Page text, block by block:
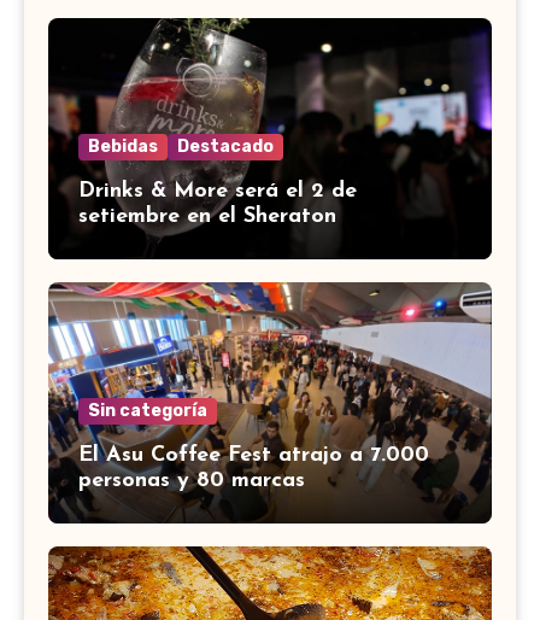
Bebidas Destacado
Drinks & More será el 2 de
setiembre en el Sheraton
Sin categoría
El Asu Coffee Fest atrajo a 7.000
personas y 80 marcas